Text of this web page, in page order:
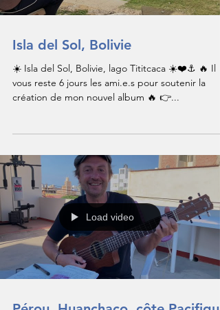
Isla del Sol, Bolivie
☀️ Isla del Sol, Bolivie, lago Tititcaca ☀️❤️⚓️ 🔥 Il
vous reste 6 jours les ami.e.s pour soutenir la
création de mon nouvel album 🔥 👉...
Load video